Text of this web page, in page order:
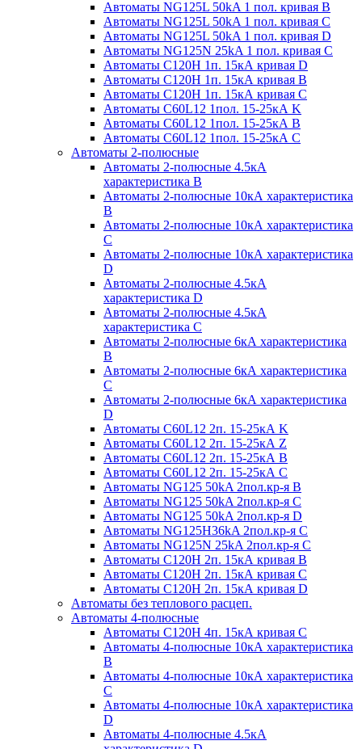
Автоматы NG125L 50kA 1 пол. кривая B
Автоматы NG125L 50kA 1 пол. кривая C
Автоматы NG125L 50kA 1 пол. кривая D
Автоматы NG125N 25kA 1 пол. кривая C
Автоматы С120H 1п. 15кА кривая D
Автоматы С120H 1п. 15кА кривая В
Автоматы С120H 1п. 15кА кривая С
Автоматы С60L12 1пол. 15-25кА K
Автоматы С60L12 1пол. 15-25кА В
Автоматы С60L12 1пол. 15-25кА С
Автоматы 2-полюсные
Автоматы 2-полюсные 4.5кА
характеристика В
Автоматы 2-полюсные 10кА характеристика
B
Автоматы 2-полюсные 10кА характеристика
C
Автоматы 2-полюсные 10кА характеристика
D
Автоматы 2-полюсные 4.5кА
характеристика D
Автоматы 2-полюсные 4.5кА
характеристика С
Автоматы 2-полюсные 6кА характеристика
B
Автоматы 2-полюсные 6кА характеристика
C
Автоматы 2-полюсные 6кА характеристика
D
Автоматы C60L12 2п. 15-25кА K
Автоматы C60L12 2п. 15-25кА Z
Автоматы C60L12 2п. 15-25кА B
Автоматы C60L12 2п. 15-25кА C
Автоматы NG125 50kA 2пол.кр-я B
Автоматы NG125 50kA 2пол.кр-я C
Автоматы NG125 50kA 2пол.кр-я D
Автоматы NG125H36kA 2пол.кр-я C
Автоматы NG125N 25kA 2пол.кр-я C
Автоматы С120H 2п. 15кА кривая B
Автоматы С120H 2п. 15кА кривая C
Автоматы С120H 2п. 15кА кривая D
Автоматы без теплового расцеп.
Автоматы 4-полюсные
Автоматы С120H 4п. 15кА кривая C
Автоматы 4-полюсные 10кА характеристика
B
Автоматы 4-полюсные 10кА характеристика
C
Автоматы 4-полюсные 10кА характеристика
D
Автоматы 4-полюсные 4.5кА